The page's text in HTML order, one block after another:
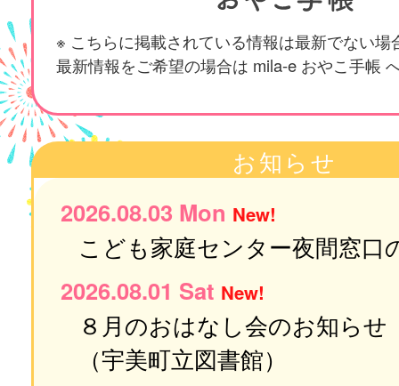
※ こちらに掲載されている情報は最新でない場
最新情報をご希望の場合は mila-e おやこ手帳
お知らせ
2026.08.03 Mon New!
2026.08.01 Sat New!
８月のおはなし会のお知らせ
（宇美町立図書館）